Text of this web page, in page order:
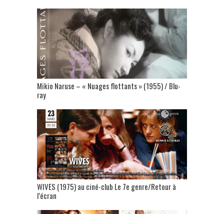
Mikio Naruse – « Nuages flottants » (1955) / Blu-
ray
WIVES (1975) au ciné-club Le 7e genre/Retour à
l’écran